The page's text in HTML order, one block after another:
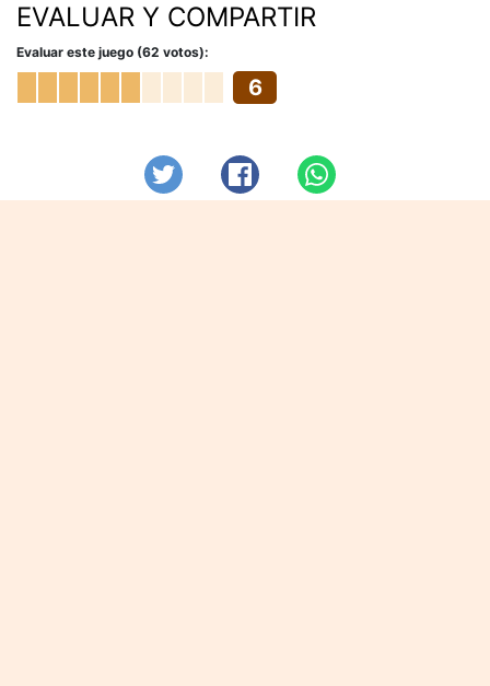
EVALUAR Y COMPARTIR
Evaluar este juego (62 votos):
6